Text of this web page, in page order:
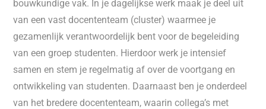
bouwkundige vak. In je dagelijkse werk maak je deel uit
van een vast docententeam (cluster) waarmee je
gezamenlijk verantwoordelijk bent voor de begeleiding
van een groep studenten. Hierdoor werk je intensief
samen en stem je regelmatig af over de voortgang en
ontwikkeling van studenten. Daarnaast ben je onderdeel
van het bredere docententeam, waarin collega’s met